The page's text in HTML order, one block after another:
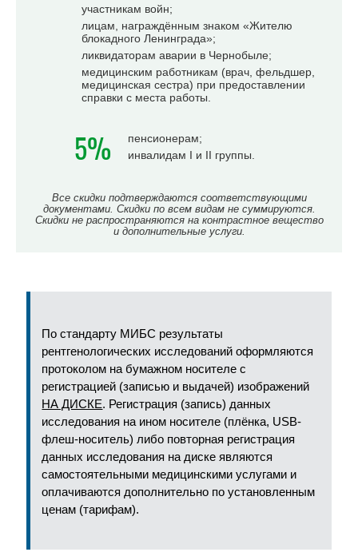
участникам войн;
лицам, награждённым знаком «Жителю
блокадного Ленинграда»;
ликвидаторам аварии в Чернобыле;
медицинским работникам (врач, фельдшер,
медицинская сестра) при предоставлении
справки с места работы.
5%
пенсионерам;
инвалидам I и II группы.
Все скидки подтверждаются соответствующими
документами. Скидки по всем видам не суммируются.
Скидки не распространяются на контрастное вещество
и дополнительные услуги.
По стандарту МИБС результаты
рентгенологических исследований оформляются
протоколом на бумажном носителе с
регистрацией (записью и выдачей) изображений
НА ДИСКЕ. Регистрация (запись) данных
исследования на ином носителе (плёнка, USB-
флеш-носитель) либо повторная регистрация
данных исследования на диске являются
самостоятельными медицинскими услугами и
оплачиваются дополнительно по установленным
ценам (тарифам).